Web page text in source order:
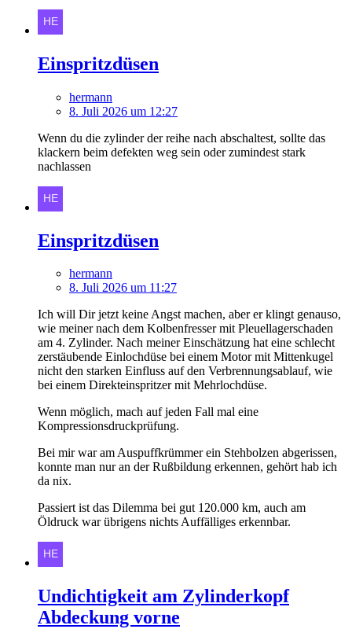
Einspritzdüsen
hermann
8. Juli 2026 um 12:27
Wenn du die zylinder der reihe nach abschaltest, sollte das
klackern beim defekten weg sein oder zumindest stark
nachlassen
Einspritzdüsen
hermann
8. Juli 2026 um 11:27
Ich will Dir jetzt keine Angst machen, aber er klingt genauso,
wie meiner nach dem Kolbenfresser mit Pleuellagerschaden
am 4. Zylinder. Nach meiner Einschätzung hat eine schlecht
zerstäubende Einlochdüse bei einem Motor mit Mittenkugel
nicht den starken Einfluss auf den Verbrennungsablauf, wie
bei einem Direkteinspritzer mit Mehrlochdüse.
Wenn möglich, mach auf jeden Fall mal eine
Kompressionsdruckprüfung.
Bei mir war am Auspuffkrümmer ein Stehbolzen abgerissen,
konnte man nur an der Rußbildung erkennen, gehört hab ich
da nix.
Passiert ist das Dilemma bei gut 120.000 km, auch am
Öldruck war übrigens nichts Auffälliges erkennbar.
Undichtigkeit am Zylinderkopf
Abdeckung vorne